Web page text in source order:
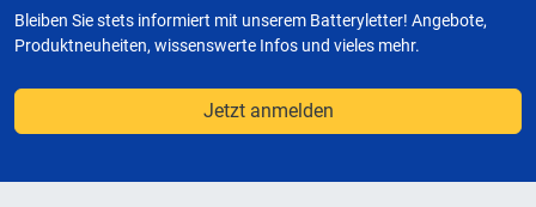
Bleiben Sie stets informiert mit unserem Batteryletter! Angebote,
Produktneuheiten, wissenswerte Infos und vieles mehr.
Jetzt anmelden